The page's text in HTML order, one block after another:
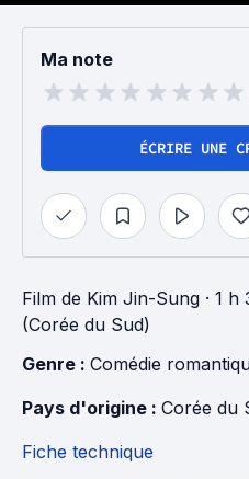
Ma note
ÉCRIRE UNE
Film de Kim Jin-Sung · 1 h
(Corée du Sud)
Genre : Comédie
Pays d'origine : Corée du
Fiche technique